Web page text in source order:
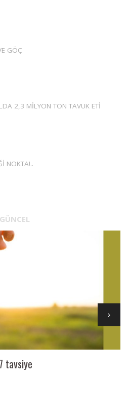
GÖÇ
2,3 MİLYON TON TAVUK ETİ
NOKTA!..
GÜNCEL
tavsiye